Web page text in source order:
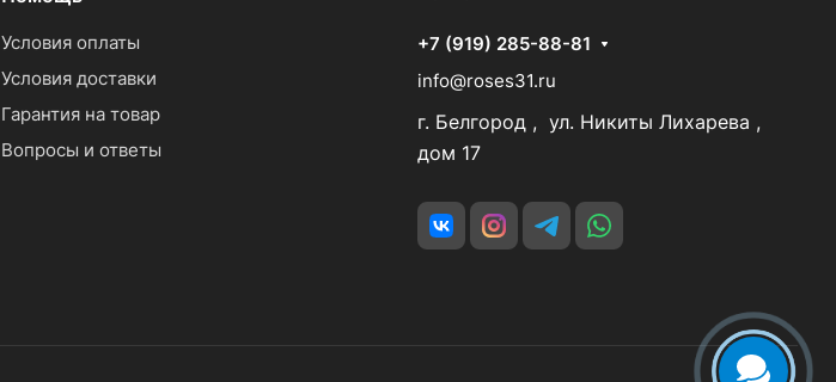
Условия оплаты
Условия доставки
Гарантия на товар
Вопросы и ответы
+7 (919) 285-88-81
info@roses31.ru
г. Белгород , ул. Никиты Лихарева ,
дом 17